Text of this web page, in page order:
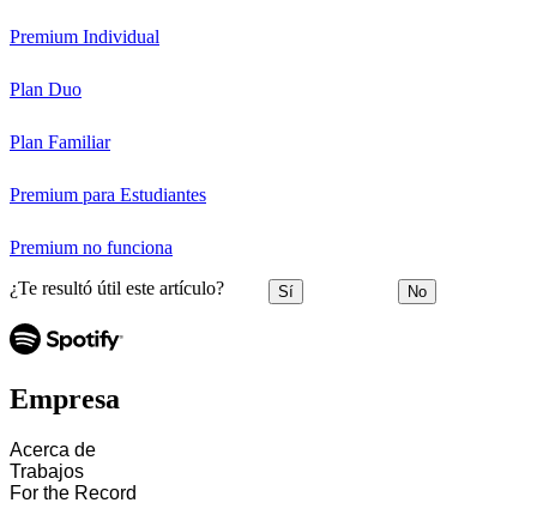
Premium Individual
Plan Duo
Plan Familiar
Premium para Estudiantes
Premium no funciona
¿Te resultó útil este artículo? Sí No
Empresa
Acerca de
Trabajos
For the Record